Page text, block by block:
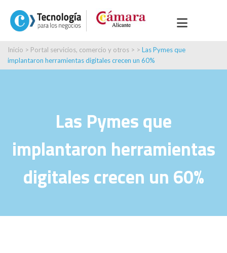
Inicio > Portal servicios, comercio y otros > > Las Pymes que
implantaron herramientas digitales crecen un 60%
Las Pymes que
implantaron herramientas
digitales crecen un 60%